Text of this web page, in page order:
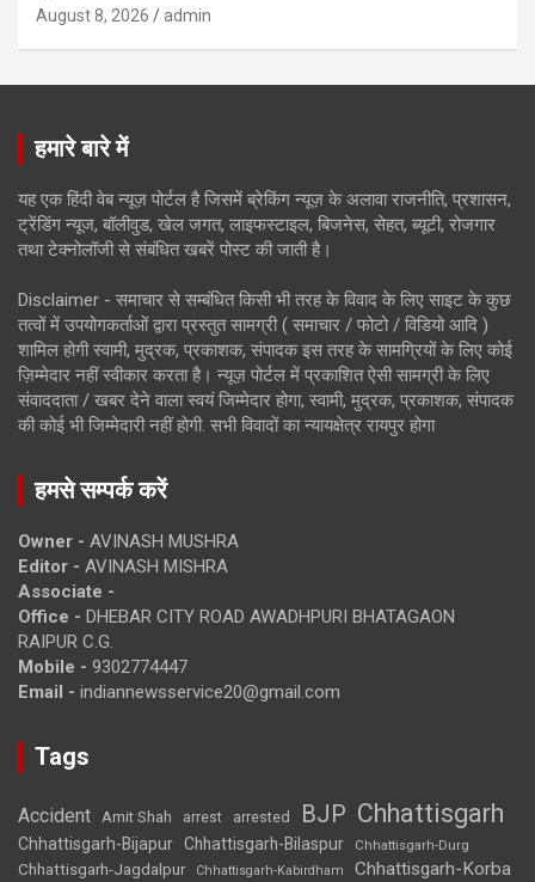
August 8, 2026 admin
हमारे बारे में
यह एक हिंदी वेब न्यूज़ पोर्टल है जिसमें ब्रेकिंग न्यूज़ के अलावा राजनीति, प्रशासन,
ट्रेंडिंग न्यूज, बॉलीवुड, खेल जगत, लाइफस्टाइल, बिजनेस, सेहत, ब्यूटी, रोजगार
तथा टेक्नोलॉजी से संबंधित खबरें पोस्ट की जाती है।
Disclaimer - समाचार से सम्बंधित किसी भी तरह के विवाद के लिए साइट के कुछ
तत्वों में उपयोगकर्ताओं द्वारा प्रस्तुत सामग्री ( समाचार / फोटो / विडियो आदि )
शामिल होगी स्वामी, मुद्रक, प्रकाशक, संपादक इस तरह के सामग्रियों के लिए कोई
ज़िम्मेदार नहीं स्वीकार करता है। न्यूज़ पोर्टल में प्रकाशित ऐसी सामग्री के लिए
संवाददाता / खबर देने वाला स्वयं जिम्मेदार होगा, स्वामी, मुद्रक, प्रकाशक, संपादक
की कोई भी जिम्मेदारी नहीं होगी. सभी विवादों का न्यायक्षेत्र रायपुर होगा
हमसे सम्पर्क करें
Owner - AVINASH MUSHRA
Editor - AVINASH MISHRA
Associate -
Office - DHEBAR CITY ROAD AWADHPURI BHATAGAON
RAIPUR C.G.
Mobile - 9302774447
Email - indiannewsservice20@gmail.com
Tags
Accident Amit Shah arrest arrested BJP Chhattisgarh
Chhattisgarh-Bijapur Chhattisgarh-Bilaspur Chhattisgarh-Durg
Chhattisgarh-Jagdalpur Chhattisgarh-Kabirdham Chhattisgarh-Korba